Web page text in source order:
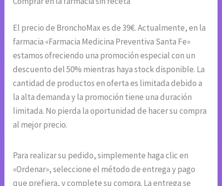
El precio de BronchoMax es de 39€. Actualmente, en la
farmacia «Farmacia Medicina Preventiva Santa Fe»
estamos ofreciendo una promoción especial con un
descuento del 50% mientras haya stock disponible. La
cantidad de productos en oferta es limitada debido a
la alta demanda y la promoción tiene una duración
limitada. No pierda la oportunidad de hacer su compra
al mejor precio.
Para realizar su pedido, simplemente haga clic en
«Ordenar», seleccione el método de entrega y pago
que prefiera, y complete su compra. La entrega se